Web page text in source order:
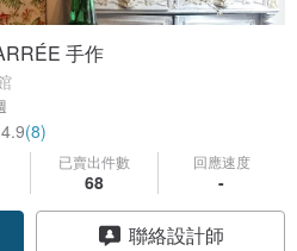
手作
4.9(8)
已賣出件數
68
回應速度
-
聯絡設計師